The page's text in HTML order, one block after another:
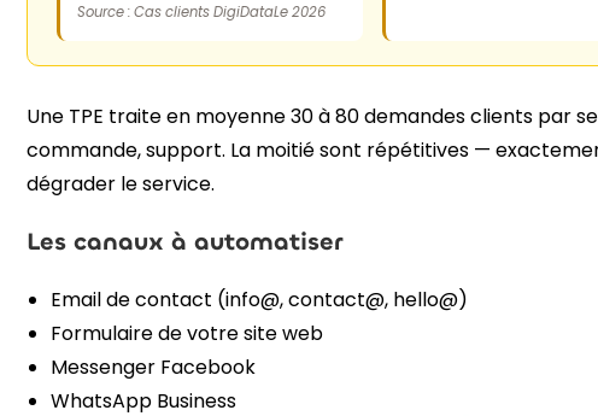
Source : Cas clients DigiDataLe 2026
Une TPE traite en moyenne 30 à 80 demandes clients par
commande, support. La moitié sont répétitives —
dégrader le service.
Les canaux à automatiser
Email de contact (info@, contact@, hello@)
Formulaire de votre site web
Messenger Facebook
WhatsApp Business